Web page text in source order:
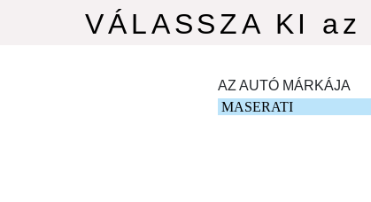
VÁLASSZA KI az
AZ AUTÓ MÁRKÁJA